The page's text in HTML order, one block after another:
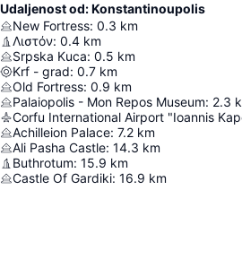
Udaljenost od: Konstantinoupolis
New Fortress: 0.3 km
Λιστόν: 0.4 km
Srpska Kuca: 0.5 km
Krf - grad: 0.7 km
Old Fortress: 0.9 km
Palaiopolis - Mon Repos Museum: 2.3
Corfu International Airport "Ioannis
Achilleion Palace: 7.2 km
Ali Pasha Castle: 14.3 km
Buthrotum: 15.9 km
Castle Of Gardiki: 16.9 km